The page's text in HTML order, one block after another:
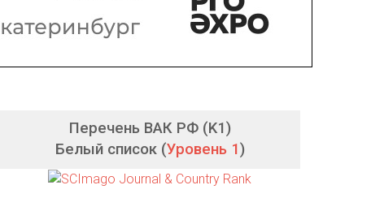
Перечень ВАК РФ (K1)
Белый список (Уровень 1)